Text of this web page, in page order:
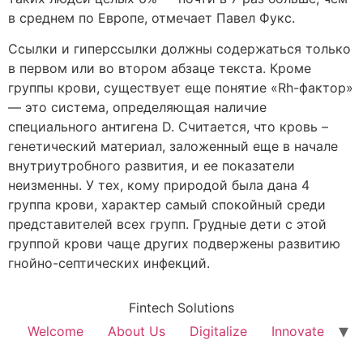
в среднем по Европе, отмечает Павел Фукс.
Ссылки и гиперссылки должны содержаться только
в первом или во втором абзаце текста. Кроме
группы крови, существует еще понятие «Rh-фактор»
— это система, определяющая наличие
специального антигена D. Считается, что кровь –
генетический материал, заложенный еще в начале
внутриутробного развития, и ее показатели
неизменны. У тех, кому природой была дана 4
группа крови, характер самый спокойный среди
представителей всех групп. Грудные дети с этой
группой крови чаще других подвержены развитию
гнойно-септических инфекций.
Fintech Solutions
Welcome
About Us Digitalize
Innovate